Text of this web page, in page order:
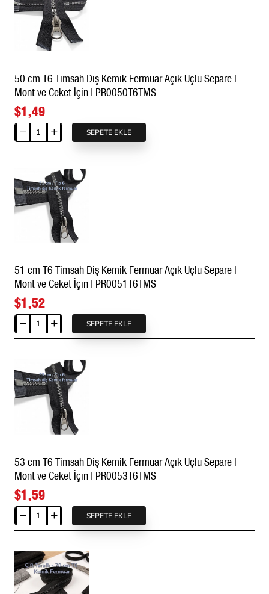
Kemik
Fermuar
|
Mont
ve
Ceket
İçin
|
50 cm T6 Timsah Diş Kemik Fermuar Açık Uçlu Separe |
Mont ve Ceket İçin | PR0050T6TMS
$1,49
50
cm
Timsah
Diş
Kemik
Fermuar
|
Mont
ve
Ceket
İçin
|
SEPETE EKLE
51 cm T6 Timsah Diş Kemik Fermuar Açık Uçlu Separe |
Mont ve Ceket İçin | PR0051T6TMS
$1,52
51
cm
Timsah
Diş
Kemik
Fermuar
|
Mont
ve
Ceket
İçin
|
SEPETE EKLE
53 cm T6 Timsah Diş Kemik Fermuar Açık Uçlu Separe |
Mont ve Ceket İçin | PR0053T6TMS
$1,59
53
cm
Timsah
Diş
Kemik
SEPETE EKLE